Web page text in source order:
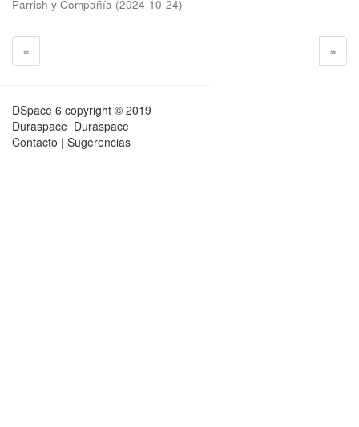
Parrish y Compañía (2024-10-24)
« »
DSpace 6 copyright © 2019
Duraspace Duraspace
Contacto | Sugerencias